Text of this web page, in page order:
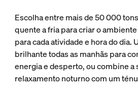
Escolha entre mais de 50 000
quente a fria para criar o
para cada atividade e hora do dia.
brilhante todas as manhãs para
energia e desperto, ou combine a
relaxamento noturno com um